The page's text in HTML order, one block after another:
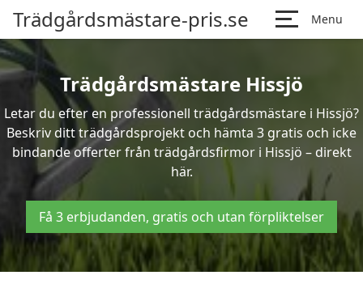
Trädgårdsmästare-pris.se Menu
Trädgårdsmästare Hissjö
Letar du efter en professionell trädgårdsmästare i Hissjö?
Beskriv ditt trädgårdsprojekt och hämta 3 gratis och icke
bindande offerter från trädgårdsfirmor i Hissjö – direkt
här.
Få 3 erbjudanden, gratis och utan förpliktelser